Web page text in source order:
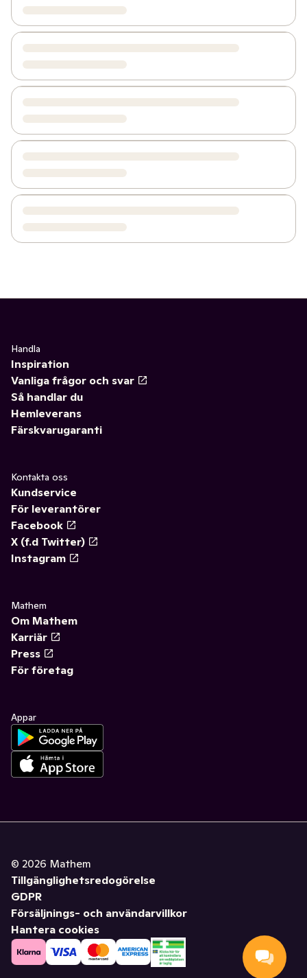
Handla
Inspiration
Vanliga frågor och svar
Så handlar du
Hemleverans
Färskvarugaranti
Kontakta oss
Kundservice
För leverantörer
Facebook
X (f.d Twitter)
Instagram
Mathem
Om Mathem
Karriär
Press
För företag
Appar
© 2026 Mathem
Tillgänglighetsredogörelse
GDPR
Försäljnings- och användarvillkor
Hantera cookies